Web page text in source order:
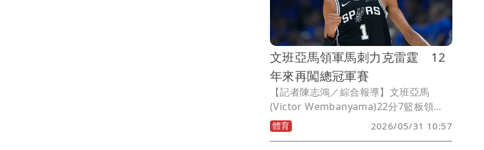
文班亞馬領軍馬刺力克雷霆 12
年來再闖總冠軍賽
【記者陳志鴻／綜合報導】文班亞馬
(Victor Wembanyama)22分7籃板領
軍，聖安東尼奧馬刺在搶七大戰以111比
103勝出，中斷奧克拉荷馬雷霆衛冕之
體育 2026/05/31 10:57